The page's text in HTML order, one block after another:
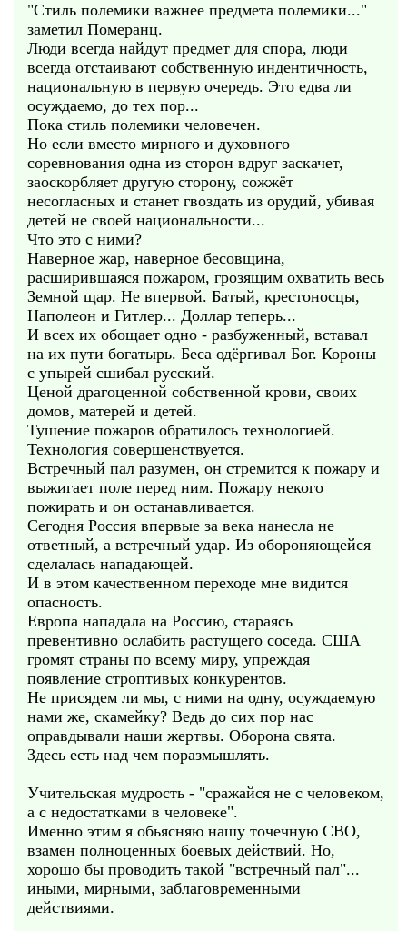
"Стиль полемики важнее предмета полемики..."
заметил Померанц.
Люди всегда найдут предмет для спора, люди
всегда отстаивают собственную индентичность,
национальную в первую очередь. Это едва ли
осуждаемо, до тех пор...
Пока стиль полемики человечен.
Но если вместо мирного и духовного
соревнования одна из сторон вдруг заскачет,
заоскорбляет другую сторону, сожжёт
несогласных и станет гвоздать из орудий, убивая
детей не своей национальности...
Что это с ними?
Наверное жар, наверное бесовщина,
расширившаяся пожаром, грозящим охватить весь
Земной щар. Не впервой. Батый, крестоносцы,
Наполеон и Гитлер... Доллар теперь...
И всех их обощает одно - разбуженный, вставал
на их пути богатырь. Беса одёргивал Бог. Короны
с упырей сшибал русский.
Ценой драгоценной собственной крови, своих
домов, матерей и детей.
Тушение пожаров обратилось технологией.
Технология совершенствуется.
Встречный пал разумен, он стремится к пожару и
выжигает поле перед ним. Пожару некого
пожирать и он останавливается.
Сегодня Россия впервые за века нанесла не
ответный, а встречный удар. Из обороняющейся
сделалась нападающей.
И в этом качественном переходе мне видится
опасность.
Европа нападала на Россию, стараясь
превентивно ослабить растущего соседа. США
громят страны по всему миру, упреждая
появление строптивых конкурентов.
Не присядем ли мы, с ними на одну, осуждаемую
нами же, скамейку? Ведь до сих пор нас
оправдывали наши жертвы. Оборона свята.
Здесь есть над чем поразмышлять.
Учительская мудрость - "сражайся не с человеком,
а с недостатками в человеке".
Именно этим я обьясняю нашу точечную СВО,
взамен полноценных боевых действий. Но,
хорошо бы проводить такой "встречный пал"...
иными, мирными, заблаговременными
действиями.